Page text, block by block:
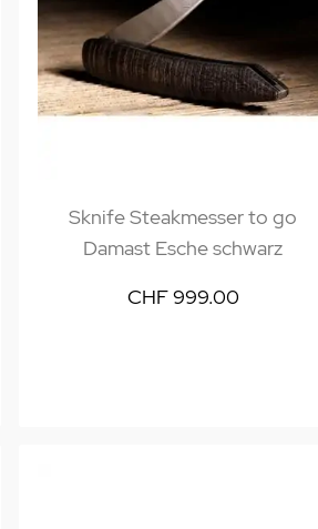
Sknife Steakmesser to go
Damast Esche schwarz
CHF 999.00